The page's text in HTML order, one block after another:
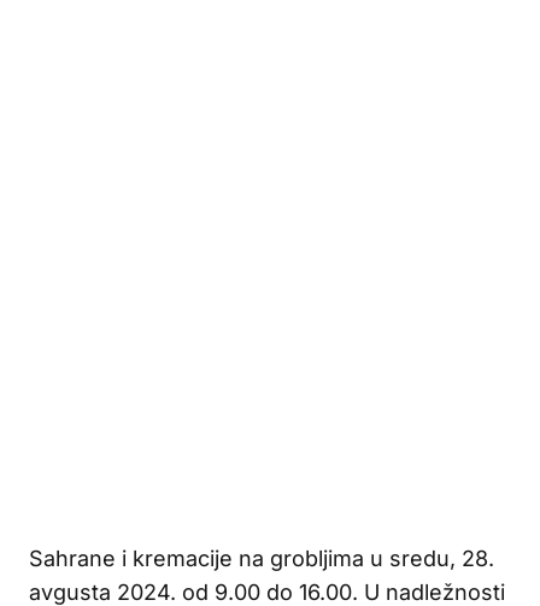
Sahrane i kremacije na grobljima u sredu, 28.
avgusta 2024. od 9.00 do 16.00. U nadležnosti